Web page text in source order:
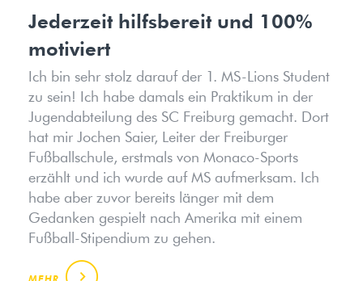
Jederzeit hilfsbereit und 100%
motiviert
Ich bin sehr stolz darauf der 1. MS-Lions Student
zu sein! Ich habe damals ein Praktikum in der
Jugendabteilung des SC Freiburg gemacht. Dort
hat mir Jochen Saier, Leiter der Freiburger
Fußballschule, erstmals von Monaco-Sports
erzählt und ich wurde auf MS aufmerksam. Ich
habe aber zuvor bereits länger mit dem
Gedanken gespielt nach Amerika mit einem
Fußball-Stipendium zu gehen.